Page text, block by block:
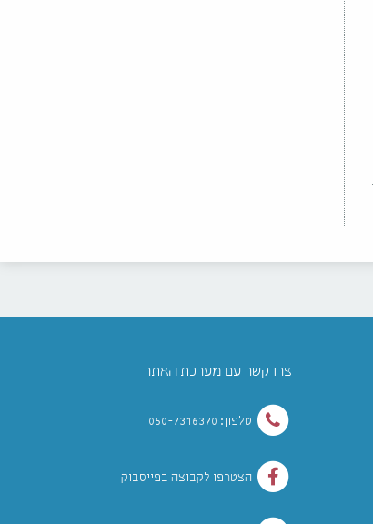
צרו קשר עם מערכת האתר
טלפון: 050-7316370
הצטרפו לקבוצה בפייסבוק